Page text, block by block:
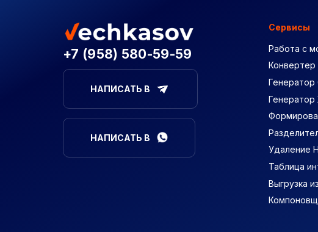
+7 (958) 580-59-59
НАПИСАТЬ В
НАПИСАТЬ В
Сервисы
Работа с
Конвертер
Генератор
Генератор
Удаление
Таблица
Выгрузка